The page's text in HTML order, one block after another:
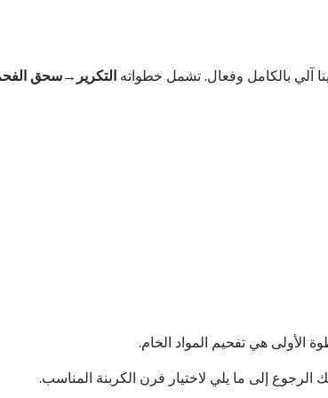
آلي بالكامل وفعال. تشمل خطواته التكرير→سحق
الأولى هي تفحيم المواد الخام.
الرجوع إلى ما يلي لاختيار فرن الكربنة المناسب.